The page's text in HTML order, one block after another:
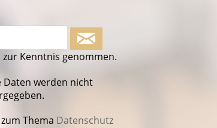
zur Kenntnis genommen.
Daten werden nicht
Thema Datenschutz